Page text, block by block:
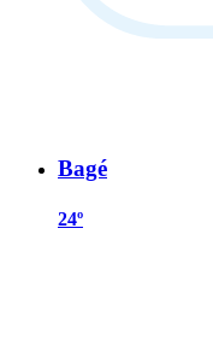
Bagé
24º